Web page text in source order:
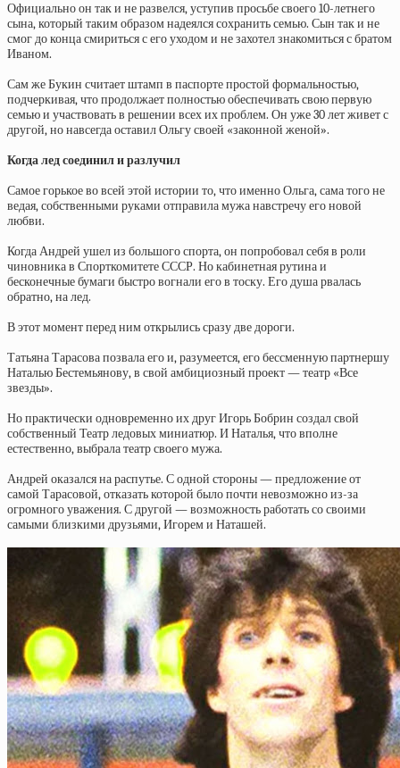
Официально он так и не развелся, уступив просьбе своего 10-летнего
сына, который таким образом надеялся сохранить семью. Сын так и не
смог до конца смириться с его уходом и не захотел знакомиться с братом
Иваном.
Сам же Букин считает штамп в паспорте простой формальностью,
подчеркивая, что продолжает полностью обеспечивать свою первую
семью и участвовать в решении всех их проблем. Он уже 30 лет живет с
другой, но навсегда оставил Ольгу своей «законной женой».
Когда лед соединил и разлучил
Самое горькое во всей этой истории то, что именно Ольга, сама того не
ведая, собственными руками отправила мужа навстречу его новой
любви.
Когда Андрей ушел из большого спорта, он попробовал себя в роли
чиновника в Спорткомитете СССР. Но кабинетная рутина и
бесконечные бумаги быстро вогнали его в тоску. Его душа рвалась
обратно, на лед.
В этот момент перед ним открылись сразу две дороги.
Татьяна Тарасова позвала его и, разумеется, его бессменную партнершу
Наталью Бестемьянову, в свой амбициозный проект — театр «Все
звезды».
Но практически одновременно их друг Игорь Бобрин создал свой
собственный Театр ледовых миниатюр. И Наталья, что вполне
естественно, выбрала театр своего мужа.
Андрей оказался на распутье. С одной стороны — предложение от
самой Тарасовой, отказать которой было почти невозможно из-за
огромного уважения. С другой — возможность работать со своими
самыми близкими друзьями, Игорем и Наташей.